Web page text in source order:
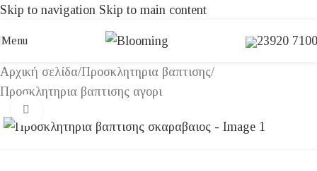
Skip to navigation Skip to main content
Menu 23920
Αρχική σελίδα/Προσκλητηρια βαπτισης/
Προσκλητηρια βαπτισης αγορι